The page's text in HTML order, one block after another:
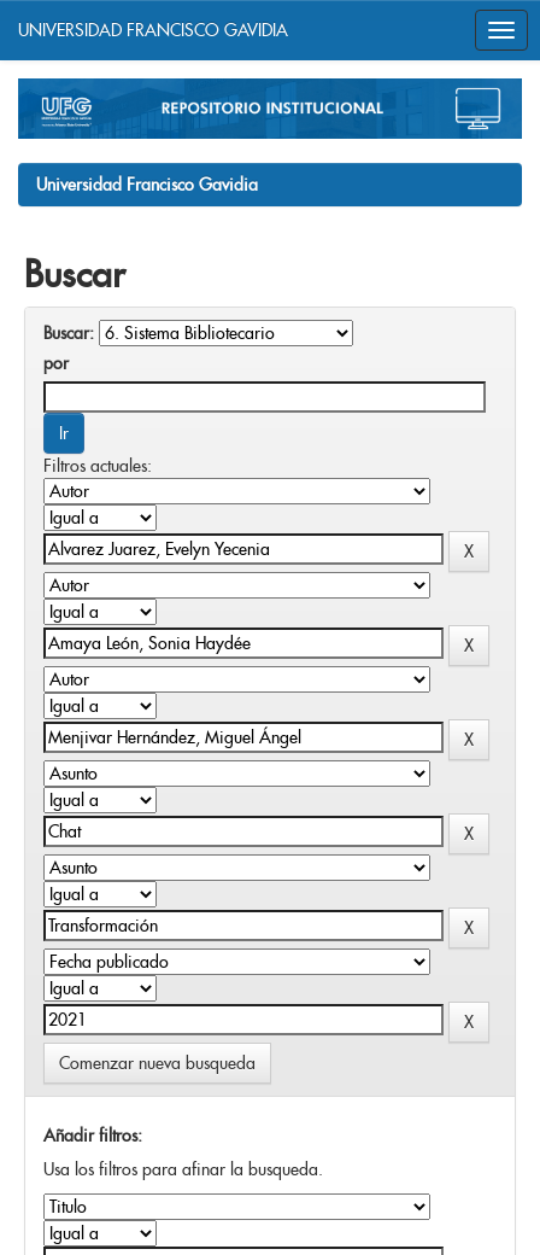
navigation
UNIVERSIDAD FRANCISCO GAVIDIA
Universidad Francisco Gavidia
Buscar
Buscar:
por
Filtros actuales:
Comenzar nueva busqueda
Añadir filtros:
Usa los filtros para afinar la busqueda.